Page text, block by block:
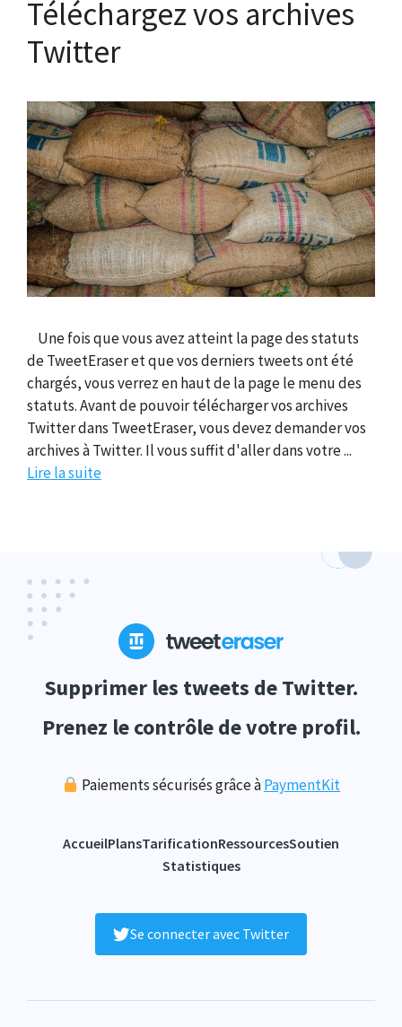
Téléchargez vos archives
Twitter
Une fois que vous avez atteint la page des statuts
de TweetEraser et que vos derniers tweets ont été
chargés, vous verrez en haut de la page le menu des
statuts. Avant de pouvoir télécharger vos archives
Twitter dans TweetEraser, vous devez demander vos
archives à Twitter. Il vous suffit d'aller dans votre ...
Lire la suite
Supprimer les tweets de Twitter.
Prenez le contrôle de votre profil.
Paiements sécurisés grâce àPaymentKit
AccueilPlansTarificationRessourcesSoutien
Statistiques
Se connecter avec Twitter